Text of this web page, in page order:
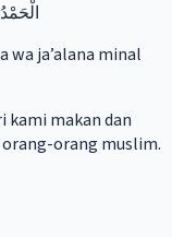
wa ja’alana minal
kami makan dan
orang muslim.